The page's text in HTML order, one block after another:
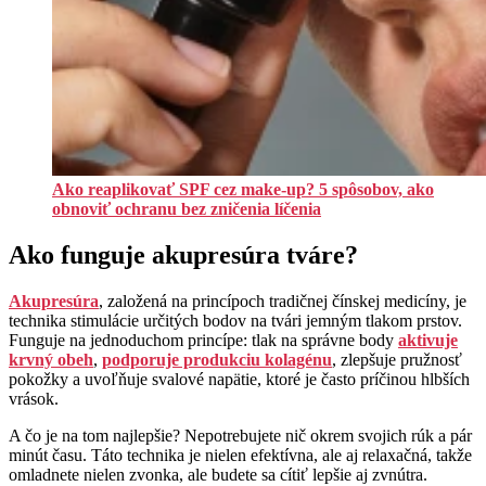
Ako reaplikovať SPF cez make-up? 5 spôsobov, ako
obnoviť ochranu bez zničenia líčenia
Ako funguje akupresúra tváre?
Akupresúra, založená na princípoch tradičnej čínskej medicíny, je
technika stimulácie určitých bodov na tvári jemným tlakom prstov.
Funguje na jednoduchom princípe: tlak na správne body aktivuje
krvný obeh, podporuje produkciu kolagénu, zlepšuje pružnosť
pokožky a uvoľňuje svalové napätie, ktoré je často príčinou hlbších
vrások.
A čo je na tom najlepšie? Nepotrebujete nič okrem svojich rúk a pár
minút času. Táto technika je nielen efektívna, ale aj relaxačná, takže
omladnete nielen zvonka, ale budete sa cítiť lepšie aj zvnútra.